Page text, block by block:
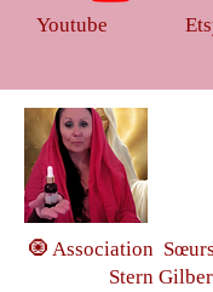
Youtube
🧿 Association
Stern